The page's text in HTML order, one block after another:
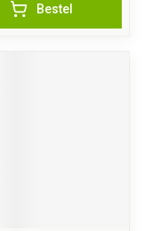
Bestel